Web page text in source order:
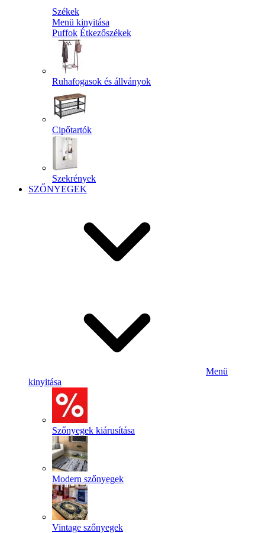
Székek
Menü kinyitása
Puffok Étkezőszékek
Ruhafogasok és állványok
Cipőtartók
Szekrények
SZŐNYEGEK
Menü
kinyitása
Szőnyegek kiárusítása
Modern szőnyegek
Vintage szőnyegek